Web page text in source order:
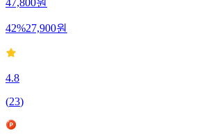
47,800원
42%27,900원
4.8
(23)